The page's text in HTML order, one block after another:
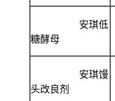
安琪低
糖酵母
安琪馒
头改良剂